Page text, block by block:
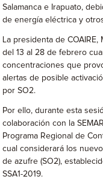
Salamanca e Irapuato,
de energía eléctrica y
La presidenta de
del 13 al 28 de febrero
concentraciones que
alertas de posible
por SO2.
Por ello, durante esta
colaboración con la
Programa Regional de
cual considerará los
de azufre (SO2),
SSA1-2019.